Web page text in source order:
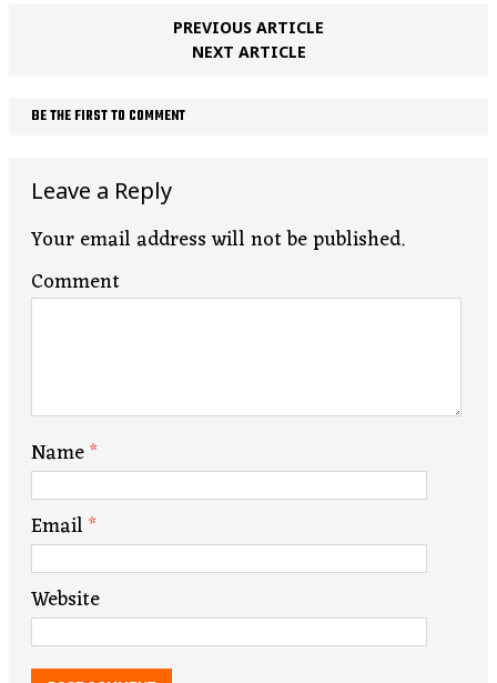
PREVIOUS ARTICLE
NEXT ARTICLE
BE THE FIRST TO COMMENT
Leave a Reply
Your email address will not be published.
Comment
Name*
Email*
Website